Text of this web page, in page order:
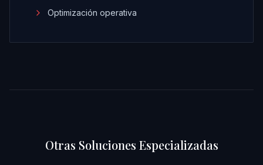
Optimización operativa
Otras Soluciones Especializadas